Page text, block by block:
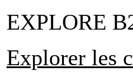
EXPLORE
Explorer les